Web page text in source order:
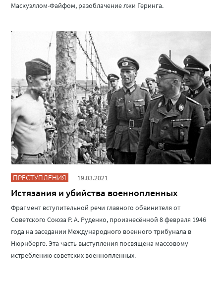
Маскуэллом-Файфом, разоблачение лжи Геринга.
ПРЕСТУПЛЕНИЯ 19.03.2021
Истязания и убийства военнопленных
Фрагмент вступительной речи главного обвинителя от
Советского Союза Р. А. Руденко, произнесённой 8 февраля 1946
года на заседании Международного военного трибунала в
Нюрнберге. Эта часть выступления посвящена массовому
истреблению советских военнопленных.